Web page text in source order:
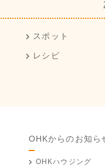
スポット
レシピ
OHKからのお知ら
OHKハウジング